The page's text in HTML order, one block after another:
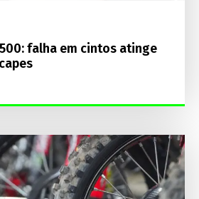
falha em cintos atinge